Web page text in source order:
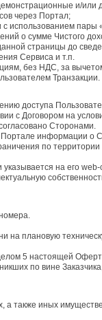
и/или
через Портал;
использованием
о сумме Чистого
страницы до
Сервиса и т.п.
без НДС, за
Транзакции.
доступа
с Договором на
Сторонами.
информации о
по территории
на его web-
на плановую
5 настоящей
по вине
а также иных